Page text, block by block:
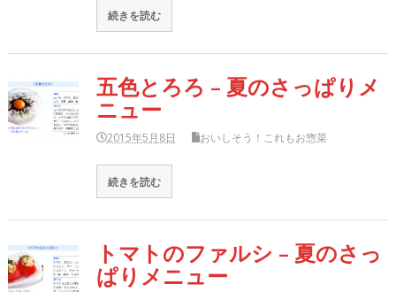
続きを読む
五色とろろ – 夏のさっぱりメ
ニュー
2015年5月8日 おいしそう！これもお惣菜
続きを読む
トマトのファルシ – 夏のさっ
ぱりメニュー